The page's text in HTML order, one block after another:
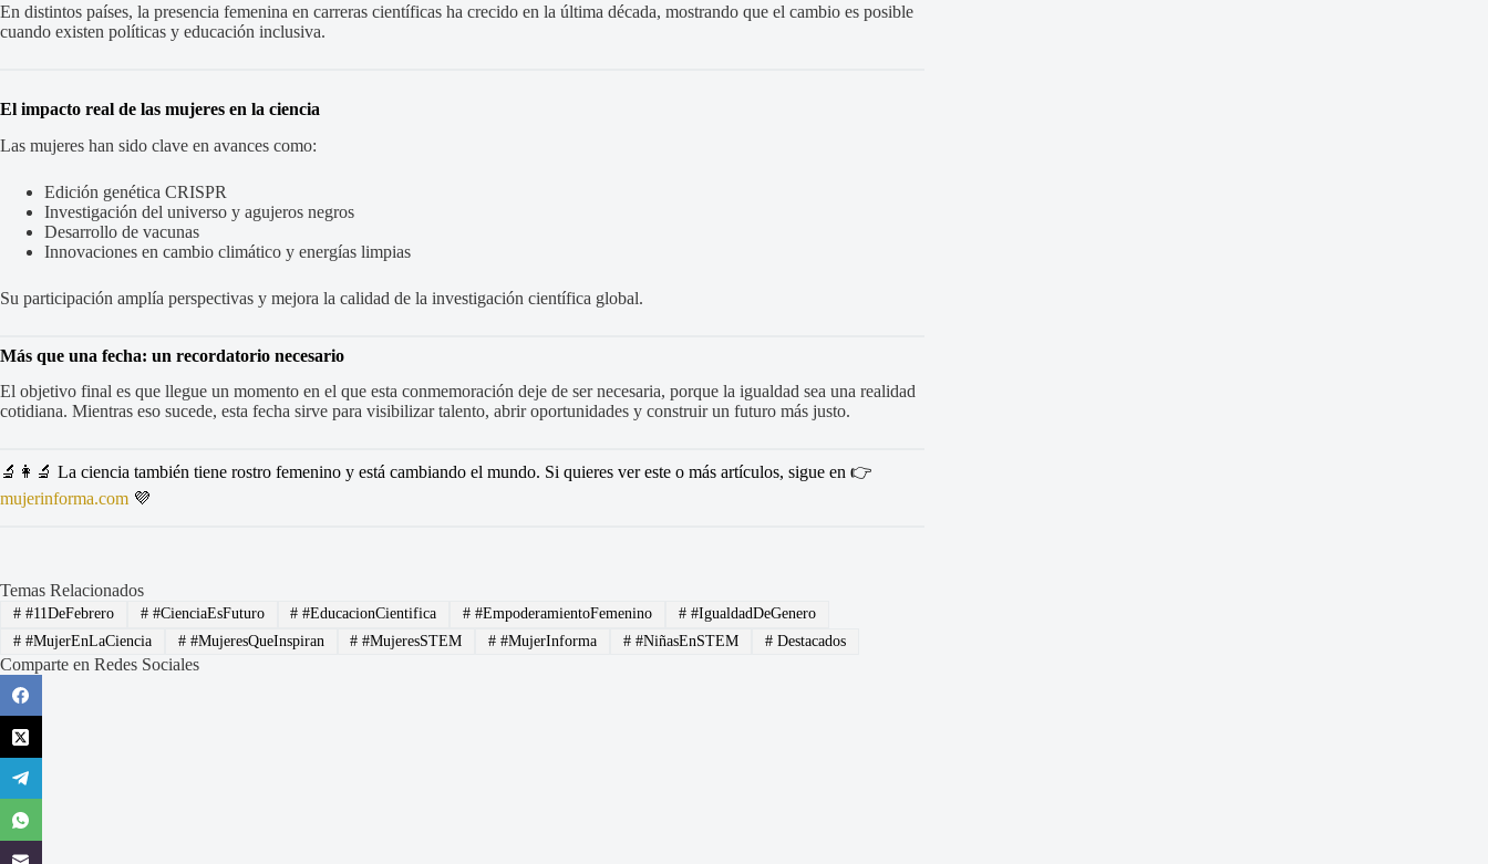
En distintos países, la presencia femenina en carreras científicas ha crecido en la última década, mostrando que el cambio es posible
cuando existen políticas y educación inclusiva.
El impacto real de las mujeres en la ciencia
Las mujeres han sido clave en avances como:
Edición genética CRISPR
Investigación del universo y agujeros negros
Desarrollo de vacunas
Innovaciones en cambio climático y energías limpias
Su participación amplía perspectivas y mejora la calidad de la investigación científica global.
Más que una fecha: un recordatorio necesario
El objetivo final es que llegue un momento en el que esta conmemoración deje de ser necesaria, porque la igualdad sea una realidad
cotidiana. Mientras eso sucede, esta fecha sirve para visibilizar talento, abrir oportunidades y construir un futuro más justo.
🔬👩‍🔬 La ciencia también tiene rostro femenino y está cambiando el mundo. Si quieres ver este o más artículos, sigue en 👉
mujerinforma.com 💜
Temas Relacionados
##11DeFebrero ##CienciaEsFuturo # #EducacionCientifica # #EmpoderamientoFemenino # #IgualdadDeGenero
##MujerEnLaCiencia ##MujeresQueInspiran # #MujeresSTEM # #MujerInforma # #NiñasEnSTEM #Destacados
Comparte en Redes Sociales